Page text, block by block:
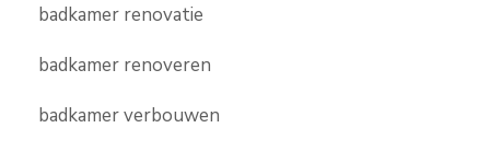
badkamer renovatie
badkamer renoveren
badkamer verbouwen